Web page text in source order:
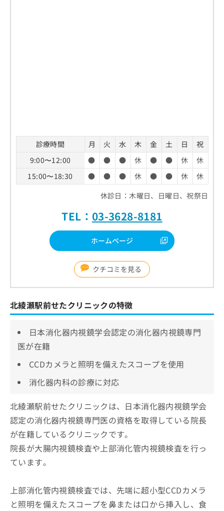
診療時間 月 火 水 木 金 土 日
祝
9:00〜12:00
● ● ● 休 ● ● 休
休
15:00〜18:30
● ● ● 休 ● ● 休
休
休診日：木曜日、日曜日、祝祭日
TEL： 03-3628-8181
ホームページ
クチコミを見る
北綾瀬駅前せたクリニックの特徴
日本消化器内視鏡学会認定の消化器内視鏡専門
医が在籍
CCDカメラと照明を備えたスコープを使用
消化器内科の診療に対応
北綾瀬駅前せたクリニックは、日本消化器内視鏡学会
認定の消化器内視鏡専門医の資格を取得している院長
が在籍しているクリニックです。
院長が大腸内視鏡検査や上部消化管内視鏡検査を行っ
ています。
上部消化管内視鏡検査では、先端に超小型CCDカメラ
と照明を備えたスコープを鼻または口から挿入し、食